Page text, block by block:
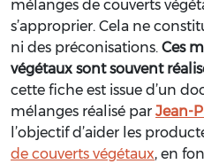
mélanges de couverts
s’approprier. Cela ne
ni des préconisations. Ces
végétaux sont souvent
cette fiche est issue d’un
mélanges réalisé par Jean-
l’objectif d’aider les
de couverts végétaux, en